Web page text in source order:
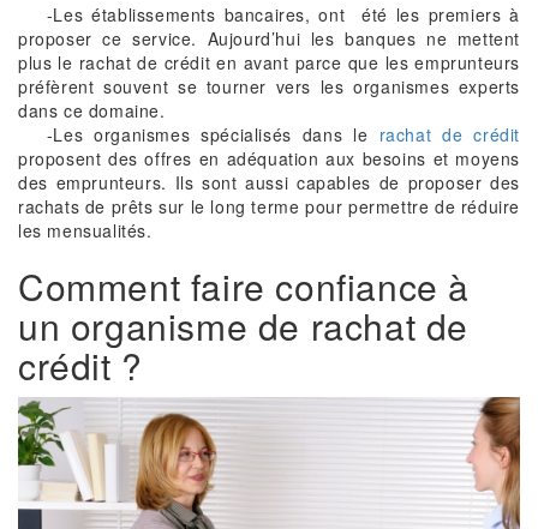
-Les établissements bancaires, ont été les premiers à
proposer ce service. Aujourd’hui les banques ne mettent
plus le rachat de crédit en avant parce que les emprunteurs
préfèrent souvent se tourner vers les organismes experts
dans ce domaine.
-Les organismes spécialisés dans le rachat de crédit
proposent des offres en adéquation aux besoins et moyens
des emprunteurs. Ils sont aussi capables de proposer des
rachats de prêts sur le long terme pour permettre de réduire
les mensualités.
Comment faire confiance à
un organisme de rachat de
crédit ?